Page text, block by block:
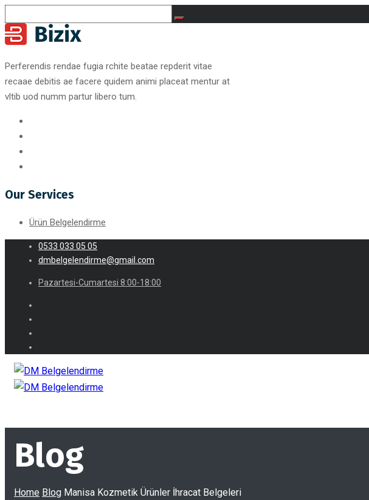
Perferendis rendae fugia rchite beatae repderit vitae
recaae debitis ae facere quidem animi placeat mentur at
vltib uod numm partur libero tum.
Our Services
Ürün Belgelendirme
0533 033 05 05
dmbelgelendirme@gmail.com
Pazartesi-Cumartesi 8:00-18:00
Blog
Home Blog Manisa Kozmetik Ürünler İhracat Belgeleri